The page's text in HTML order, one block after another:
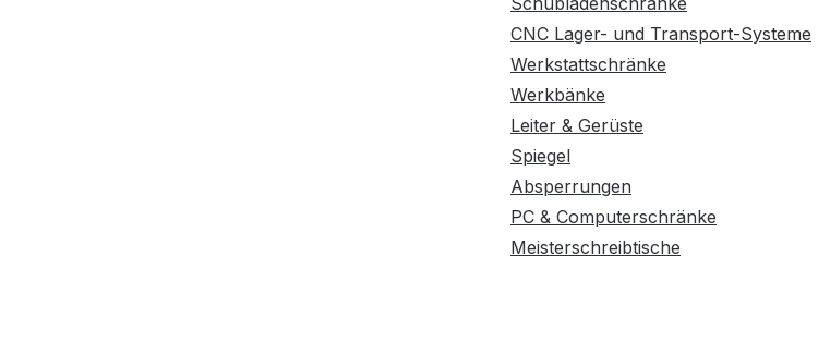
CNC Lager- und Transport-Systeme
Werkstattschränke
Werkbänke
Leiter & Gerüste
Spiegel
Absperrungen
PC & Computerschränke
Meisterschreibtische